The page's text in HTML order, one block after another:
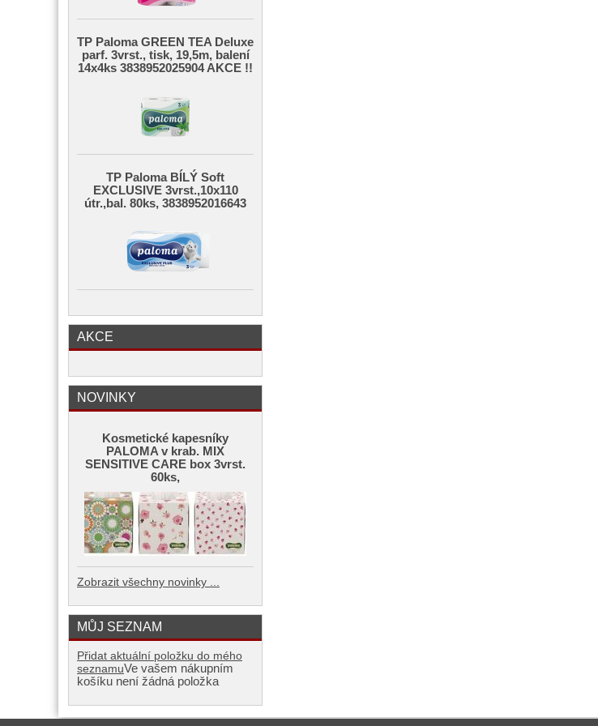
TP Paloma GREEN TEA Deluxe
parf. 3vrst., tisk, 19,5m, balení
14x4ks 3838952025904 AKCE !!
TP Paloma BÍLÝ Soft
EXCLUSIVE 3vrst.,10x110
útr.,bal. 80ks, 3838952016643
AKCE
NOVINKY
Kosmetické kapesníky
PALOMA v krab. MIX
SENSITIVE CARE box 3vrst.
60ks,
Zobrazit všechny novinky ...
MŮJ SEZNAM
Přidat aktuální položku do mého
seznamuVe vašem nákupním
košíku není žádná položka